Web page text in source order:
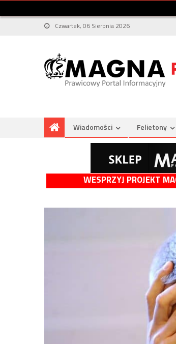
Czwartek, 06 Sierpnia 2026
Wiadomości Felietony
WESPRZYJ PROJEKT